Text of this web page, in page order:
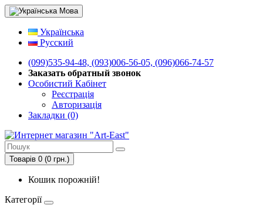
Мова
Українська
Русский
(099)535-94-48, (093)006-56-05, (096)066-74-57
Заказать обратный звонок
Особистий Кабінет
Реєстрація
Авторизація
Закладки (0)
Товарів 0 (0 грн.)
Кошик порожній!
Категорії